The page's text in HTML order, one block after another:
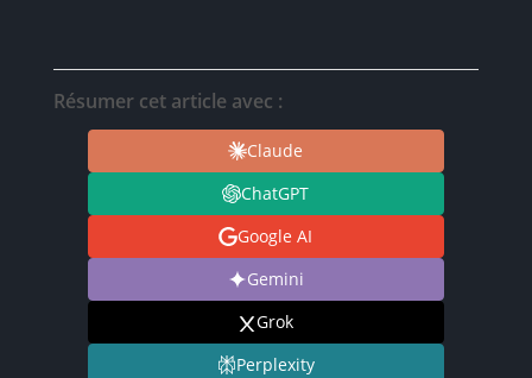
Résumer cet article avec :
Claude
ChatGPT
Google AI
Gemini
Grok
Perplexity